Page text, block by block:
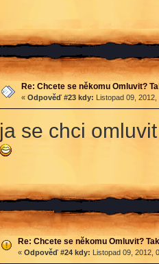
Re: Chcete se někomu Omluvit?
« Odpověď #23 kdy: Listopad 09,
ja se chci
Re: Chcete se někomu Omluvit?
« Odpověď #24 kdy: Listopad 09, 2012,